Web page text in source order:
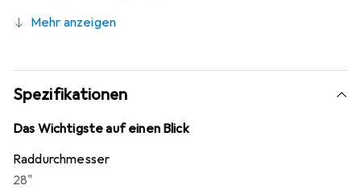
das neue ADDIX Compound. Schwalbe One ist ein
Rennen, für jede Situation und Jahreszeit. Immer auf
höchstem Leistungsniveau.
Mehr anzeigen
Spezifikationen
Das Wichtigste auf einen Blick
Raddurchmesser
28"